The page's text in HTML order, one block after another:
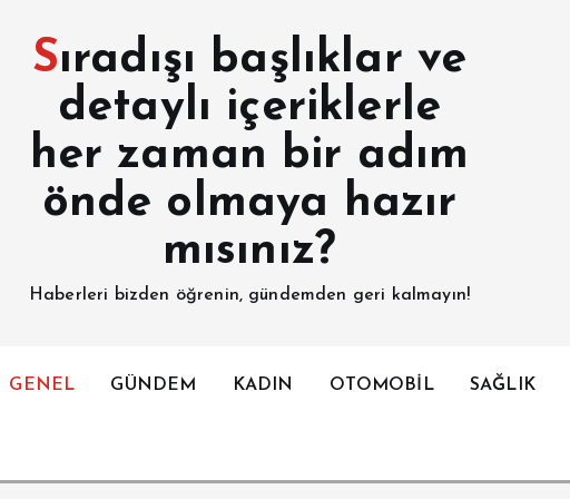
Sıradışı başlıklar ve
detaylı içeriklerle
her zaman bir adım
önde olmaya hazır
mısınız?
Haberleri bizden öğrenin, gündemden geri kalmayın!
GENEL GÜNDEM KADIN OTOMOBİL SAĞLIK